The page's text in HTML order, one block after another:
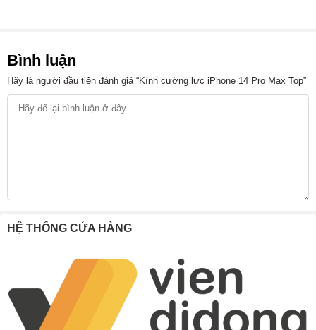
Bình luận
Hãy là người đầu tiên đánh giá “Kính cường lực iPhone 14 Pro Max Top”
HỆ THỐNG CỬA HÀNG